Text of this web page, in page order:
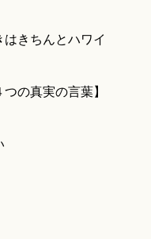
きちんとハワイ
の真実の言葉】